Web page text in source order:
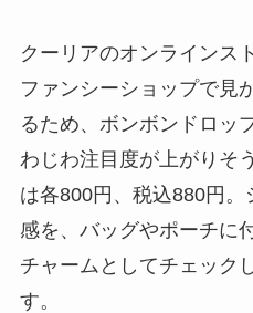
クーリアのオンラインス
ファンシーショップで見
るため、ボンボンドロッ
わじわ注目度が上がりそ
は各800円、税込880円。
感を、バッグやポーチに
チャームとしてチェック
す。